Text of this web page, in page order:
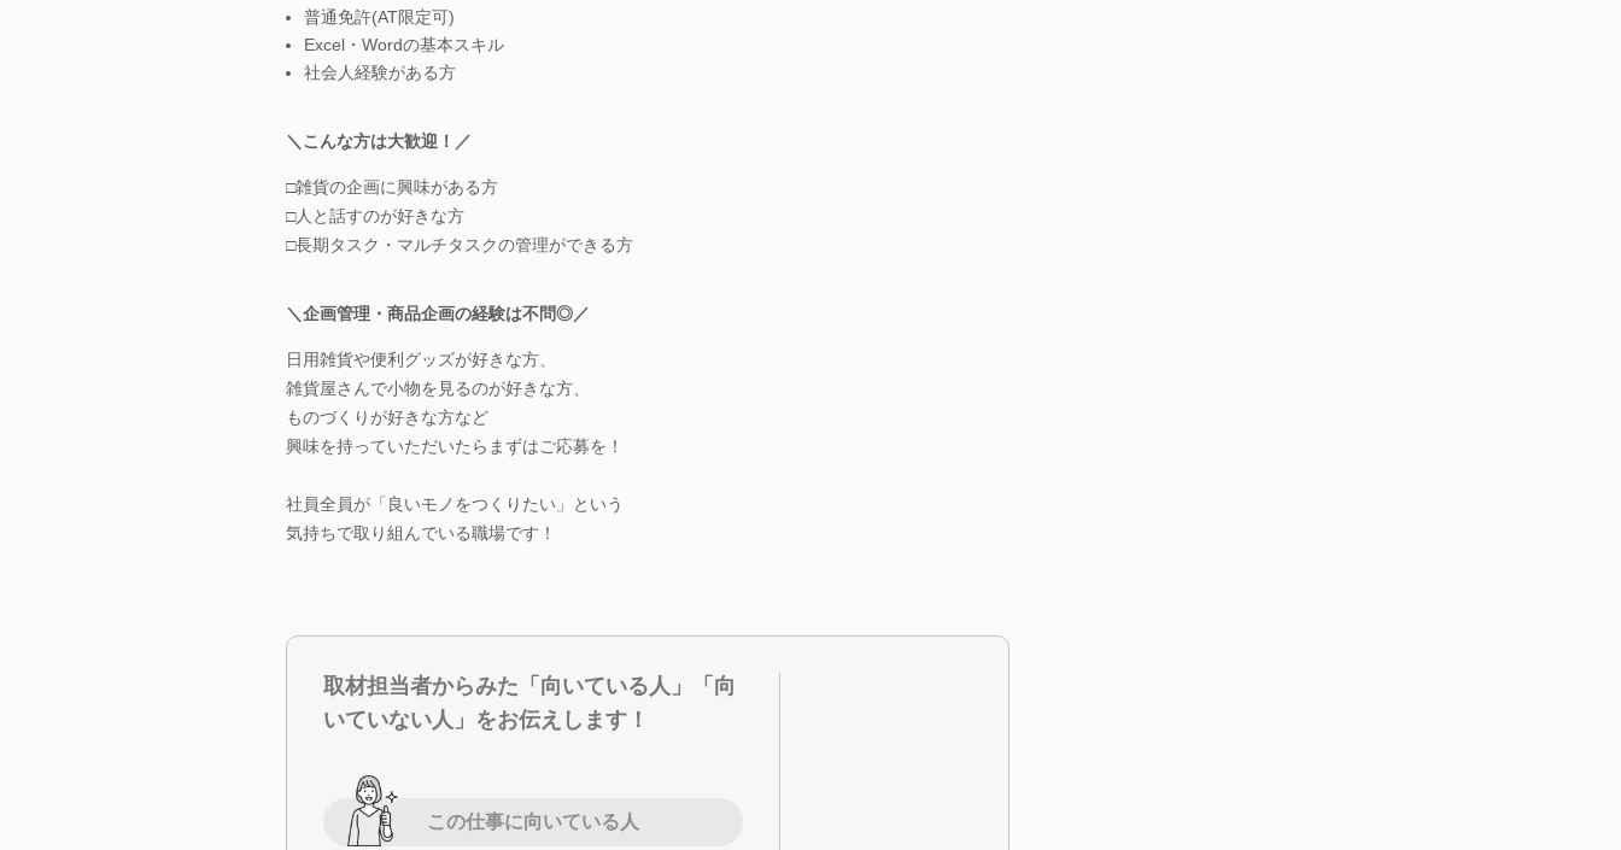
普通免許(AT限定可)
Excel・Wordの基本スキル
社会人経験がある方
＼こんな方は大歓迎！／
□雑貨の企画に興味がある方
□人と話すのが好きな方
□長期タスク・マルチタスクの管理ができる方
＼企画管理・商品企画の経験は不問◎／
日用雑貨や便利グッズが好きな方、
雑貨屋さんで小物を見るのが好きな方、
ものづくりが好きな方など
興味を持っていただいたらまずはご応募を！
社員全員が「良いモノをつくりたい」という
気持ちで取り組んでいる職場です！
取材担当者からみた「向いている人」「向
いていない人」をお伝えします！
この仕事に向いている人